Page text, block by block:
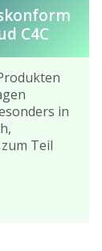
C4C
in
Teil